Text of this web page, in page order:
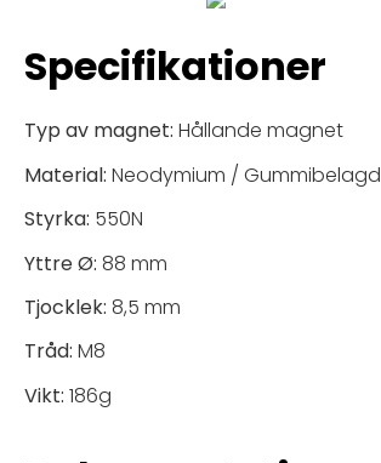
Specifikationer
Typ av magnet: Hållande magnet
Material: Neodymium / Gummibelagd
Styrka: 550N
Yttre Ø: 88 mm
Tjocklek: 8,5 mm
Tråd: M8
Vikt: 186g